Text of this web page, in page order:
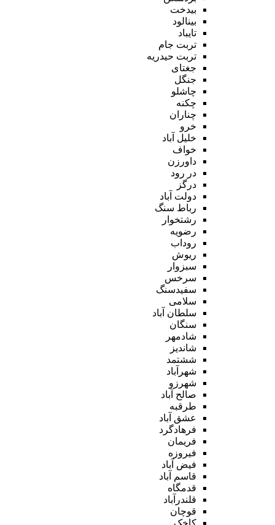
بیدخت
بینالود
تایباد
تربت جام
تربت حیدریه
جغتای
جنگل
چاشلو
چکنه
چناران
خرو
خلیل آباد
خواف
داورزن
در رود
درگز
دولت آباد
رباط سنگ
رشتخوار
رضویه
روداب
ریوش
سبزوار
سرخس
سفیدسنگ
سلامی
سلطان آباد
سنگان
شادمهر
شاندیز
ششتمد
شهرآباد
شهرزو
صالح آباد
طرقبه
عشق آباد
فرهادگرد
فریمان
فیروزه
فیض آباد
قاسم آباد
قدمگاه
قلندرآباد
قوچان
کاخک